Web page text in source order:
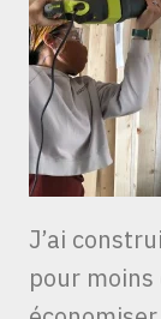
J’ai
pour moins